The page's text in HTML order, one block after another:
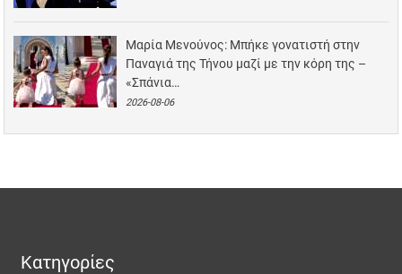
Μαρία Μενούνος: Μπήκε γονατιστή στην
Παναγιά της Τήνου μαζί με την κόρη της –
«Σπάνια…
2026-08-06
Κατηγορίες